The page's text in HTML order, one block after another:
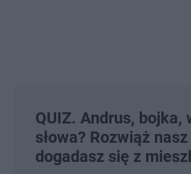
QUIZ. Andrus,
słowa? Rozwiąż
dogadasz się z